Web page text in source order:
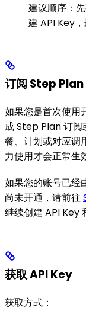
建议顺序：
建 API Key，
订阅 Step Plan
如果您是首次使用
成 Step Plan 订阅
餐、计划或对应调
力使用才会正常生
如果您的账号已经
尚未开通，请前往
继续创建 API Key
获取 API Key
获取方式：